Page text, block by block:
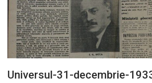
Universul-31-decembrie-